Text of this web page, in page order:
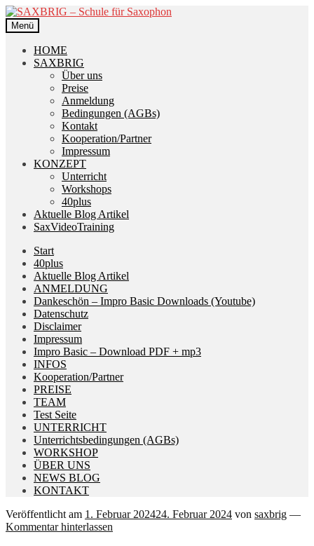
Zur
Navigation
springen
Zum
Inhalt
springen
Menü
HOME
SAXBRIG
Über uns
Preise
Anmeldung
Bedingungen (AGBs)
Kontakt
Kooperation/Partner
Impressum
KONZEPT
Unterricht
Workshops
40plus
Aktuelle Blog Artikel
SaxVideoTraining
Start
40plus
Aktuelle Blog Artikel
ANMELDUNG
Dankeschön – Impro Basic Downloads (Youtube)
Datenschutz
Disclaimer
Impressum
Impro Basic – Download PDF + mp3
INFOS
Kooperation/Partner
PREISE
TEAM
Test Seite
UNTERRICHT
Unterrichtsbedingungen (AGBs)
WORKSHOP
ÜBER UNS
NEWS BLOG
KONTAKT
Veröffentlicht am 1. Februar 202424. Februar 2024 von saxbrig —
Kommentar hinterlassen